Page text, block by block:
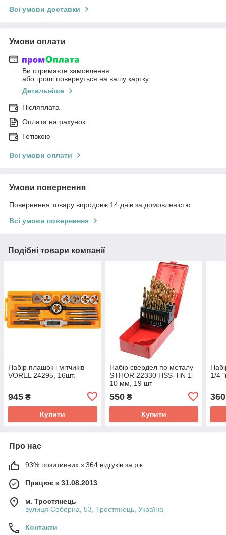
Всі умови доставки
Умови оплати
Ви отримаєте замовлення
або гроші повернуться на вашу картку
Детальніше
Післяплата
Оплата на рахунок
Готівкою
Всі умови оплати
Умови повернення
Повернення товару впродовж 14 днів за домовленістю
Всі умови повернення
Подібні товари компанії
Набір плашок і мітчиків
VOREL 24295, 16шт.
945 ₴
Купити
Набір свердел по металу
STHOR 22330 HSS-TiN 1-
10 мм, 19 шт
550₴
Купити
1/4
360
Про нас
93% позитивних з 364 відгуків за рік
Працює з 31.08.2013
м. Тростянець
вулиця Соборна, 53, Тростянець, Україна
Контакти